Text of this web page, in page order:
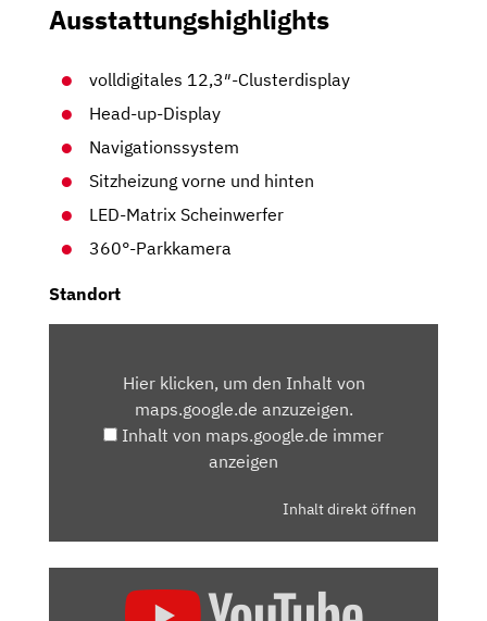
Ausstattungshighlights
volldigitales 12,3″-Clusterdisplay
Head-up-Display
Navigationssystem
Sitzheizung vorne und hinten
LED-Matrix Scheinwerfer
360°-Parkkamera
Standort
MAPS.GOOGLE.DEHier klicken, um den Inhalt von
maps.google.de anzuzeigen.
Inhalt von maps.google.de immer
anzeigen
Inhalt direkt öffnen